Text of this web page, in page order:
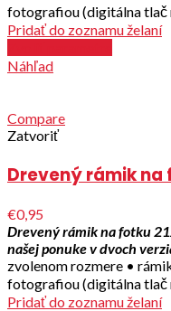
fotografiou (digitálna tlač
Pridať do zoznamu želaní
Náhľad
Compare
Zatvoriť
Drevený rámik na
€0,95
Drevený rámik na fotku
našej ponuke v dvoch
zvolenom rozmere •
fotografiou (digitálna tlač
Pridať do zoznamu želaní